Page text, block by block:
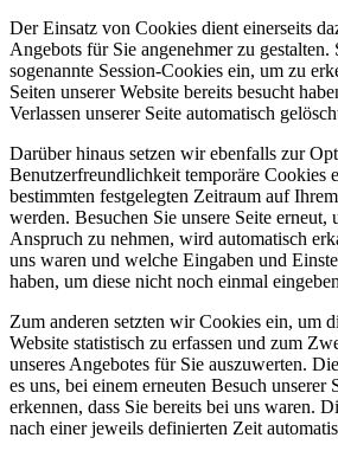
Der Einsatz von Cookies dient einerseits
Angebots für Sie angenehmer zu gestalten.
sogenannte Session-Cookies ein, um zu
Seiten unserer Website bereits besucht
Verlassen unserer Seite automatisch
Darüber hinaus setzen wir ebenfalls zur
Benutzerfreundlichkeit temporäre Cookies
bestimmten festgelegten Zeitraum auf
werden. Besuchen Sie unsere Seite erneut,
Anspruch zu nehmen, wird automatisch
uns waren und welche Eingaben und
haben, um diese nicht noch einmal
Zum anderen setzten wir Cookies ein, um
Website statistisch zu erfassen und zum
unseres Angebotes für Sie auszuwerten.
es uns, bei einem erneuten Besuch unserer
erkennen, dass Sie bereits bei uns waren.
nach einer jeweils definierten Zeit